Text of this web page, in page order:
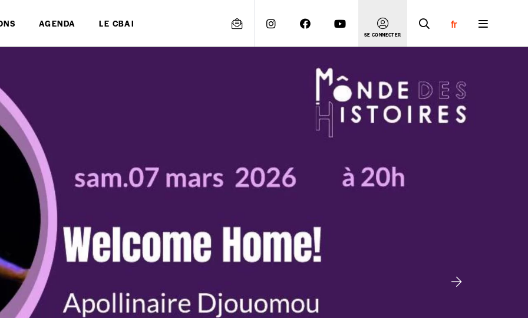
AGENDA LE CBAI
SE CONNECTER
fr
est proposé àPRIX LIBRE
bien ou d’un service, qui peut être une manière pour lui de payer le prix qu’il estime juste. Dans l’objectif de rendre
attachement aux valeurs de solidarité, nous vous proposons d’estimer vous-mêmes le coût de notre publication. Cette
indicatif. De cette manière, vous soutenez le travail de l’équipe de rédaction selon vos moyens et vos motivations.